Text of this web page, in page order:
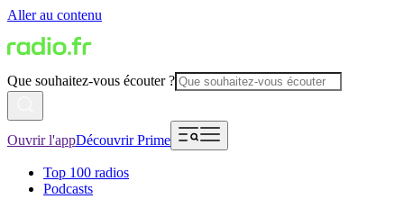
Aller au contenu
Que souhaitez-vous écouter ?
Ouvrir l'appDécouvrir Prime
Top 100 radios
Podcasts